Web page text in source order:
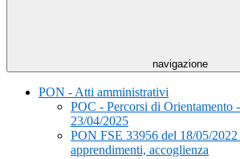
navigazione
PON - Atti amministrativi
POC - Percorsi di Orientamento
23/04/2025
PON FSE 33956 del 18/05/2022
apprendimenti, accoglienza